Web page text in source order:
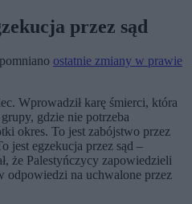
przez sąd
ostatnie zmiany w prawie
Wprowadził karę śmierci, która
gdzie nie potrzeba
okres. To jest zabójstwo przez
jest egzekucja przez sąd –
że Palestyńczycy zapowiedzieli
odpowiedzi na uchwalone przez